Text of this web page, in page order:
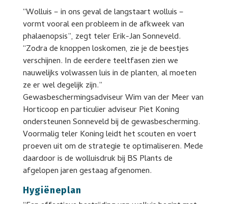
“Wolluis – in ons geval de langstaart wolluis –
vormt vooral een probleem in de afkweek van
phalaenopsis”, zegt teler Erik-Jan Sonneveld.
“Zodra de knoppen loskomen, zie je de beestjes
verschijnen. In de eerdere teeltfasen zien we
nauwelijks volwassen luis in de planten, al moeten
ze er wel degelijk zijn.”
Gewasbeschermingsadviseur Wim van der Meer van
Horticoop en particulier adviseur Piet Koning
ondersteunen Sonneveld bij de gewasbescherming.
Voormalig teler Koning leidt het scouten en voert
proeven uit om de strategie te optimaliseren. Mede
daardoor is de wolluisdruk bij BS Plants de
afgelopen jaren gestaag afgenomen.
Hygiëneplan